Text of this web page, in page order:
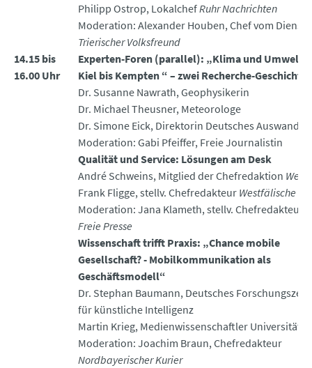
Philipp Ostrop, LokalchefRuhr Nachrichten
Moderation: Alexander Houben, Chef vom Dienst
Trierischer Volksfreund
14.15 bis
16.00 Uhr
Experten-Foren (parallel): „Klima und Umwelt
Kiel bis Kempten “ – zwei Recherche-
Dr. Susanne Nawrath, Geophysikerin
Dr. Michael Theusner, Meteorologe
Dr. Simone Eick, Direktorin Deutsches
Moderation: Gabi Pfeiffer, Freie Journalistin
Qualität und Service: Lösungen am Desk
André Schweins, Mitglied der Chefredaktion
Frank Fligge, stellv. Chefredakteur Westfälische
Moderation: Jana Klameth, stellv. Chefredakteurin
Freie Presse
Wissenschaft trifft Praxis: „Chance mobile
Gesellschaft? - Mobilkommunikation als
Geschäftsmodell“
Dr. Stephan Baumann, Deutsches
für künstliche Intelligenz
Martin Krieg, Medienwissenschaftler Universität
Moderation: Joachim Braun, Chefredakteur
Nordbayerischer Kurier